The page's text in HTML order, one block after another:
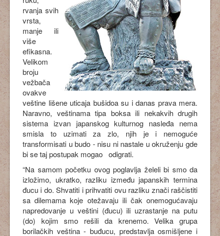
rvanja svih
vrsta,
manje ili
više
efikasna.
Velikom
broju
vežbača
ovakve
veštine lišene uticaja bušidoa su i danas prava mera.
Naravno, veštinama tipa boksa ili nekakvih drugih
sistema izvan japanskog kulturnog nasleđa nema
smisla to uzimati za zlo, njih je i nemoguće
transformisati u budo - nisu ni nastale u okruženju gde
bi se taj postupak mogao odigrati.
“Na samom početku ovog poglavlja želeli bi smo da
izložimo, ukratko, razliku između japanskih termina
đucu i do. Shvatiti i prihvatiti ovu razliku znači raščistiti
sa dilemama koje otežavaju ili čak onemogućavaju
napredovanje u veštini (đucu) ili uzrastanje na putu
(do) kojim smo rešili da krenemo. Velika grupa
borilačkih veština - buđucu, predstavlja osmišljene i